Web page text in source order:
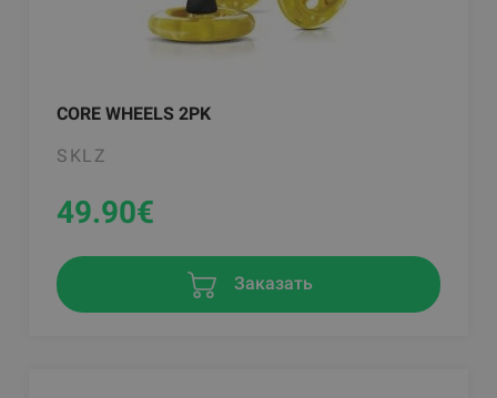
CORE WHEELS 2PK
SKLZ
49.90€
Заказать